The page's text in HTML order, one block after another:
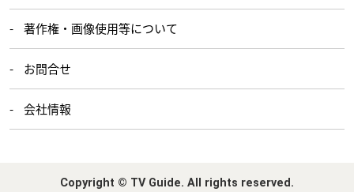
著作権・画像使用等について
お問合せ
会社情報
Copyright © TV Guide. All rights reserved.